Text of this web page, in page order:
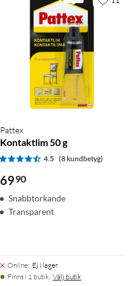
Pattex
Kontaktlim 50 g
4.5 (8 kundbetyg)
6990
Snabbtorkande
Transparent
Online: Ej i lager
Finns i 1 butik. Välj butik